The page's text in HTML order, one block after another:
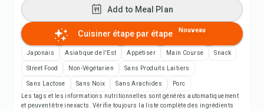
Add to Shopping List
Notes de recette
Imprimer la recette
Add to Meal Plan
Cuisiner étape par étape Nouveau
Japonais Asiatique de l'Est Appetiser Main Course Snack
Street Food Non-Végétarien Sans Produits Laitiers
Sans Lactose Sans Noix Sans Arachides
Porc
Les tags et les informations nutritionnelles sont générés automatiquement
et peuvent être inexacts. Vérifie toujours la liste complète des ingrédients